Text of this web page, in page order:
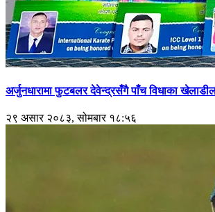
अर्जुनधारामा फुटबलर देवेन्द्रसँगै पाँच विधाका
२९ असार २०८३, सोमबार १८:५६